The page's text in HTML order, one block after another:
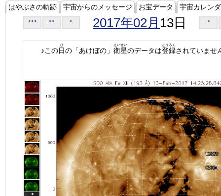
はやぶさの軌跡 宇宙からのメッセージ お宝データ 宇宙カレン
<<< << < 2017年02月 13日 >
♪この日
ひ
の「あけぼの」 衛星
えいせい
のデータは登録
とうろく
されていませ